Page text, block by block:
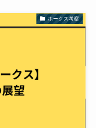
ホークス考察